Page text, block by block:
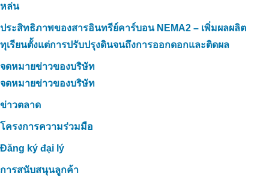
หล่น
ประสิทธิภาพของสารอินทรีย์คาร์บอน NEMA2 – เพิ่มผลผลิต
ทุเรียนตั้งแต่การปรับปรุงดินจนถึงการออกดอกและติดผล
จดหมายข่าวของบริษัท
จดหมายข่าวของบริษัท
ข่าวตลาด
โครงการความร่วมมือ
Đăng ký đại lý
การสนับสนุนลูกค้า